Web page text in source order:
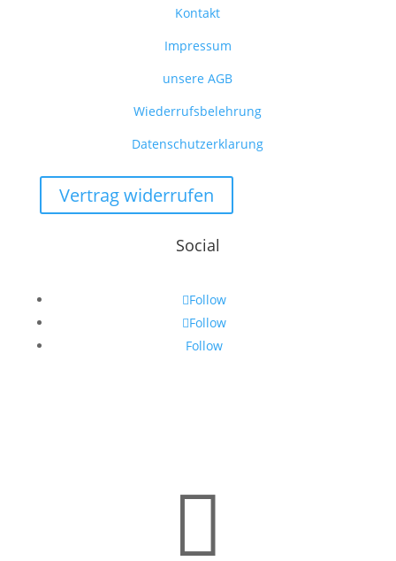
Kontakt
Impressum
unsere AGB
Wiederrufsbelehrung
Datenschutzerklarung
Vertrag widerrufen
Social
Follow
Follow
Follow
